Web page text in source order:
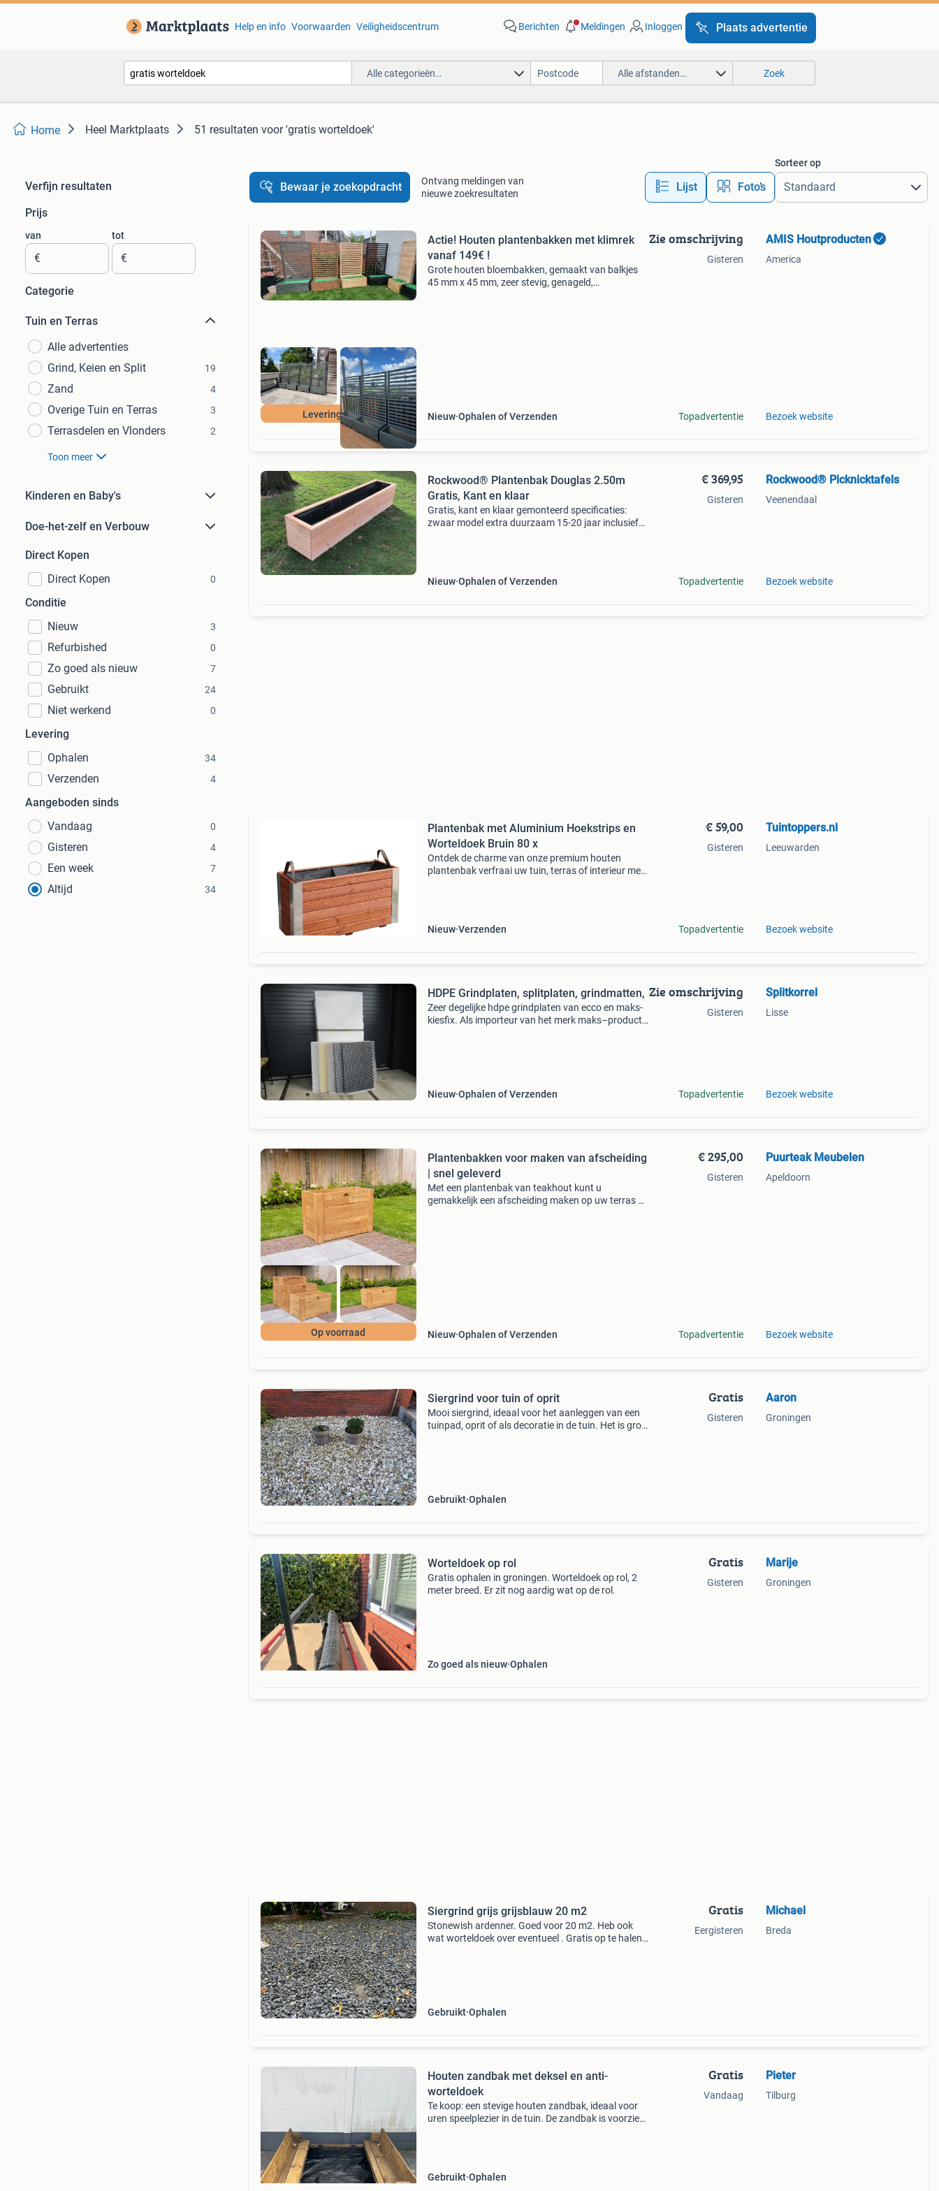
Help en info Voorwaarden Veiligheidscentrum Berichten Meldingen Inloggen Plaats advertentie
Alle categorieën… Alle afstanden… Zoek
Home Heel Marktplaats 51 resultaten voor 'gratis worteldoek'
Verfijn resultaten
Prijs
van
€
tot
€
Categorie
Tuin en Terras
Alle advertenties
Grind, Keien en Split
19
Zand 4
Overige Tuin en Terras 3
Terrasdelen en Vlonders 2
Toon meer
Kinderen en Baby's
Doe-het-zelf en Verbouw
Direct Kopen
Direct Kopen
0
Conditie
Nieuw
3
Refurbished 0
Zo goed als nieuw 7
Gebruikt 24
Niet werkend 0
Levering
Ophalen
34
Verzenden 4
Aangeboden sinds
Vandaag
0
Gisteren 4
Een week 7
Altijd 34
Bewaar je zoekopdracht
Ontvang meldingen van
nieuwe zoekresultaten
Lijst Foto’s
Sorteer op
Levering gratis !
Actie! Houten plantenbakken met klimrek
vanaf 149€ !
Grote houten bloembakken, gemaakt van balkjes
45 mm x 45 mm, zeer stevig, genageld,
Nieuw Ophalen of Verzenden
Zie omschrijving
Gisteren
Topadvertentie
AMIS Houtproducten
America
Bezoek website
Rockwood® Plantenbak Douglas 2.50m
Gratis, Kant en klaar
Gratis, kant en klaar gemonteerd specificaties:
zwaar model extra duurzaam 15-20 jaar inclusief
Nieuw Ophalen of Verzenden
€ 369,95
Gisteren
Topadvertentie
Rockwood® Picknicktafels
Veenendaal
Bezoek website
Plantenbak met Aluminium Hoekstrips en
Worteldoek Bruin 80 x
Ontdek de charme van onze premium houten
plantenbak verfraai uw tuin, terras of interieur met
Nieuw Verzenden
€ 59,00
Gisteren
Topadvertentie
Tuintoppers.nl
Leeuwarden
Bezoek website
HDPE Grindplaten, splitplaten, grindmatten,
Zeer degelijke hdpe grindplaten van ecco en maks-
kiesfix. Als importeur van het merk maks–products
Nieuw Ophalen of Verzenden
Zie omschrijving
Gisteren
Topadvertentie
Splitkorrel
Lisse
Bezoek website
Op voorraad
Plantenbakken voor maken van afscheiding
| snel geleverd
Met een plantenbak van teakhout kunt u
gemakkelijk een afscheiding maken op uw terras of
Nieuw Ophalen of Verzenden
€ 295,00
Gisteren
Topadvertentie
Puurteak Meubelen
Apeldoorn
Bezoek website
Siergrind voor tuin of oprit
Mooi siergrind, ideaal voor het aanleggen van een
tuinpad, oprit of als decoratie in de tuin. Het is grof
Gebruikt Ophalen
Gratis
Gisteren
Aaron
Groningen
Worteldoek op rol
Gratis ophalen in groningen. Worteldoek op rol, 2
meter breed. Er zit nog aardig wat op de rol.
Zo goed als nieuw Ophalen
Gratis
Gisteren
Marije
Groningen
Siergrind grijs grijsblauw 20 m2
Stonewish ardenner. Goed voor 20 m2. Heb ook
wat worteldoek over eventueel . Gratis op te halen,
Gebruikt Ophalen
Gratis
Eergisteren
Michael
Breda
Houten zandbak met deksel en anti-
worteldoek
Te koop: een stevige houten zandbak, ideaal voor
uren speelplezier in de tuin. De zandbak is voorzien
Gebruikt Ophalen
Gratis
Vandaag
Pieter
Tilburg